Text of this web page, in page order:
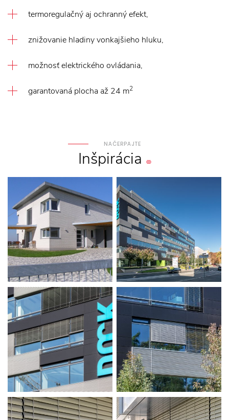
termoregulačný aj ochranný efekt,
znižovanie hladiny vonkajšieho hluku,
možnosť elektrického ovládania,
garantovaná plocha až 24 m2
NAČERPAJTE
Inšpirácia